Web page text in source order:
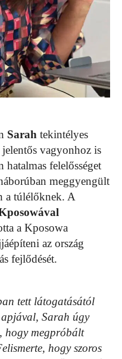
Sarah tekintélyes
vagyonhoz is
felelősséget
meggyengült
a túlélőknek. A
a Kposowa
az ország
fejlődését.
tett látogatásától
Sarah úgy
hogy megpróbált
hogy szoros